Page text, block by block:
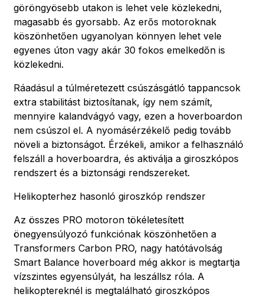
göröngyösebb utakon is lehet vele közlekedni,
magasabb és gyorsabb. Az erős motoroknak
köszönhetően ugyanolyan könnyen lehet vele
egyenes úton vagy akár 30 fokos emelkedőn is
közlekedni.
Ráadásul a túlméretezett csúszásgátló tappancsok
extra stabilitást biztosítanak, így nem számít,
mennyire kalandvágyó vagy, ezen a hoverboardon
nem csúszol el. A nyomásérzékelő pedig tovább
növeli a biztonságot. Érzékeli, amikor a felhasználó
felszáll a hoverboardra, és aktiválja a giroszkópos
rendszert és a biztonsági rendszereket.
Helikopterhez hasonló giroszkóp rendszer
Az összes PRO motoron tökéletesített
önegyensúlyozó funkciónak köszönhetően a
Transformers Carbon PRO, nagy hatótávolság
Smart Balance hoverboard még akkor is megtartja
vízszintes egyensúlyát, ha leszállsz róla. A
helikoptereknél is megtalálható giroszkópos